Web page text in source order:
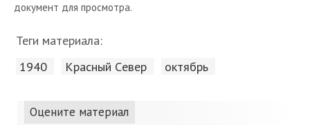
документ для просмотра.
Теги материала:
1940 Красный Cевер октябрь
Оцените материал